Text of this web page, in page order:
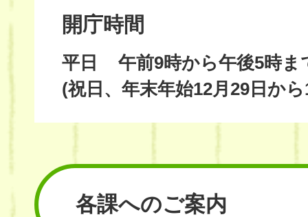
開庁時間
平日
午前9時から午後5時ま
(祝日、年末年始12月29日か
各課へのご案内